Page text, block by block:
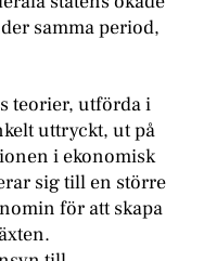
samma period,
teorier, utförda i
uttryckt, ut på
i ekonomisk
sig till en större
för att skapa